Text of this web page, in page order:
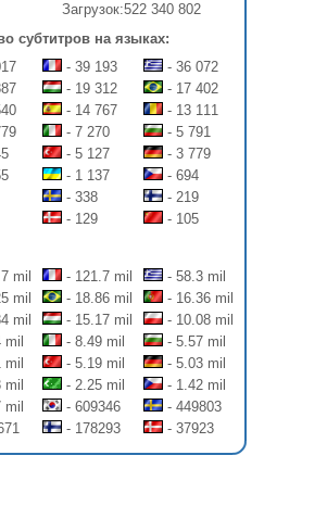
Загрузок:522 340 802
субтитров на языках:
- 39 193
- 36 072
- 19 312
- 17 402
- 14 767
- 13 111
- 7 270
- 5 791
- 5 127
- 3 779
- 1 137
- 694
- 338
- 219
- 129
- 105
mil
- 121.7 mil
- 58.3 mil
mil
- 18.86 mil
- 16.36 mil
mil
- 15.17 mil
- 10.08 mil
mil
- 8.49 mil
- 5.57 mil
mil
- 5.19 mil
- 5.03 mil
mil
- 2.25 mil
- 1.42 mil
mil
- 609346
- 449803
- 178293 - 37923